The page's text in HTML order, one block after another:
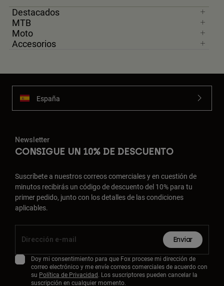
Destacados
MTB
Moto
Accesorios
España
Newsletter
CONSIGUE UN 10% DE DESCUENTO
Suscríbete a nuestros correos comerciales y en cuestión de
minutos recibirás un código de descuento del 10% para tu
primer pedido, junto con los detalles de las condiciones
aplicables.
Enviar
Doy mi consentimiento para que Fox procese mi dirección de
correo electrónico y me envíe correos comerciales de acuerdo con
su Política de Privacidad. Los suscriptores pueden cancelar la
suscripción en cualquier momento.